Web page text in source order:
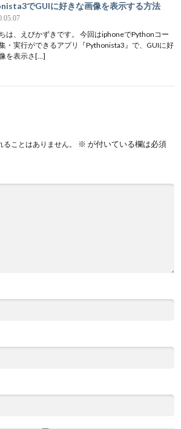
でGUIに好きな画像を表示する方法
は、えびかずきです。 今回はiphoneでPythonコー
・実行ができるアプリ『Pythonista3』で、GUIに好
を表示さ[…]
ことはありません。 ※ が付いている欄は必須